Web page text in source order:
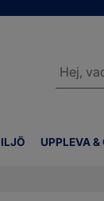
UPPLEVA &